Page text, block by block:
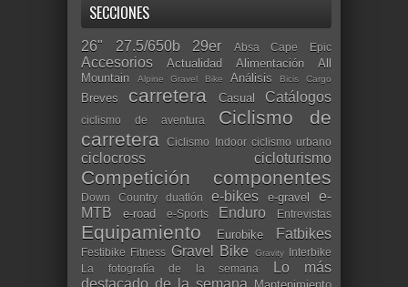
SECCIONES
26" 27.5/650b 29er Absa Cape Epic
Accesorios Actualidad Alimentación
All
Mountain
Alpine Gravel Bike Análisis Bicis Cargo
Breves carretera Casual Catálogos
ciclismo de aventura
Ciclismo de
carretera
Ciclismo Indoor ciclismo urbano
ciclocross cicloturismo
Competición componentes
Down Country duatlón e-bikes e-gravel
e-
MTB
e-road e-Sports Enduro Entrevistas
Equipamiento Eurobike Fatbikes
Festibike Fitness Gravel Bike Gravity Interbike
La fotografía de la semana
Lo más
destacado de la semana